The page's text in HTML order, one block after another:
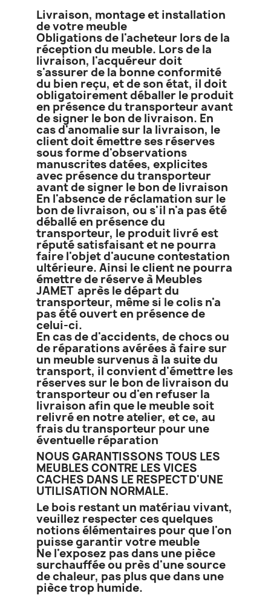
Livraison, montage et installation
de votre meuble
Obligations de l'acheteur lors de la
réception du meuble. Lors de la
livraison, l'acquéreur doit
s'assurer de la bonne conformité
du bien reçu, et de son état, il doit
obligatoirement déballer le produit
en présence du transporteur avant
de signer le bon de livraison. En
cas d'anomalie sur la livraison, le
client doit émettre ses réserves
sous forme d'observations
manuscrites datées, explicites
avec présence du transporteur
avant de signer le bon de livraison
En l'absence de réclamation sur le
bon de livraison, ou s'il n'a pas été
déballé en présence du
transporteur, le produit livré est
réputé satisfaisant et ne pourra
faire l'objet d'aucune contestation
ultérieure. Ainsi le client ne pourra
émettre de réserve à Meubles
JAMET après le départ du
transporteur, même si le colis n'a
pas été ouvert en présence de
celui-ci.
En cas de d'accidents, de chocs ou
de réparations avérées à faire sur
un meuble survenus à la suite du
transport, il convient d'émettre les
réserves sur le bon de livraison du
transporteur ou d'en refuser la
livraison afin que le meuble soit
relivré en notre atelier, et ce, au
frais du transporteur pour une
éventuelle réparation
NOUS GARANTISSONS TOUS LES
MEUBLES CONTRE LES VICES
CACHES DANS LE RESPECT D'UNE
UTILISATION NORMALE.
Le bois restant un matériau vivant,
veuillez respecter ces quelques
notions élémentaires pour que l'on
puisse garantir votre meuble
Ne l'exposez pas dans une pièce
surchauffée ou près d'une source
de chaleur, pas plus que dans une
pièce trop humide.